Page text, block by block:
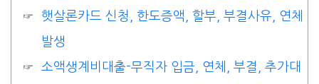
햇살론카드 신청, 한도증액, 할부, 부결사유, 연체
발생
소액생계비대출-무직자 입금, 연체, 부결, 추가대